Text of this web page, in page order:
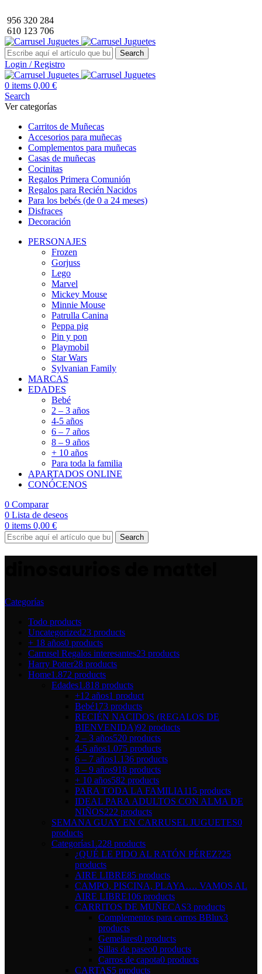
956 320 284
610 123 706
Search
Login / Registro
0 items 0,00 €
Search
Ver categorías
Carritos de Muñecas
Accesorios para muñecas
Complementos para muñecas
Casas de muñecas
Cocinitas
Regalos Primera Comunión
Regalos para Recién Nacidos
Para los bebés (de 0 a 24 meses)
Disfraces
Decoración
PERSONAJES
Frozen
Gorjuss
Lego
Marvel
Mickey Mouse
Minnie Mouse
Patrulla Canina
Peppa pig
Pin y pon
Playmobil
Star Wars
Sylvanian Family
MARCAS
EDADES
Bebé
2 – 3 años
4-5 años
6 – 7 años
8 – 9 años
+ 10 años
Para toda la familia
APARTADOS ONLINE
CONÓCENOS
0 Comparar
0 Lista de deseos
0 items 0,00 €
Search
Categorías
Todo products
Uncategorized23 products
+ 18 años0 products
Carrusel Regalos interesantes23 products
Harry Potter28 products
Home1.872 products
Edades1.818 products
+12 años1 product
Bebé173 products
RECIÉN NACIDOS (REGALOS DE
BIENVENIDA)92 products
2 – 3 años520 products
4-5 años1.075 products
6 – 7 años1.136 products
8 – 9 años918 products
+ 10 años582 products
PARA TODA LA FAMILIA115 products
IDEAL PARA ADULTOS CON ALMA DE
NIÑOS222 products
SEMANA GUAY EN CARRUSEL JUGUETES0
products
Categorías1.228 products
¿QUÉ LE PIDO AL RATÓN PÉREZ?25
products
AIRE LIBRE85 products
CAMPO, PISCINA, PLAYA…. VAMOS AL
AIRE LIBRE106 products
CARRITOS DE MUÑECAS3 products
Complementos para carros BBlux3
products
Gemelares0 products
Sillas de paseo0 products
Carros de capota0 products
CARTAS5 products